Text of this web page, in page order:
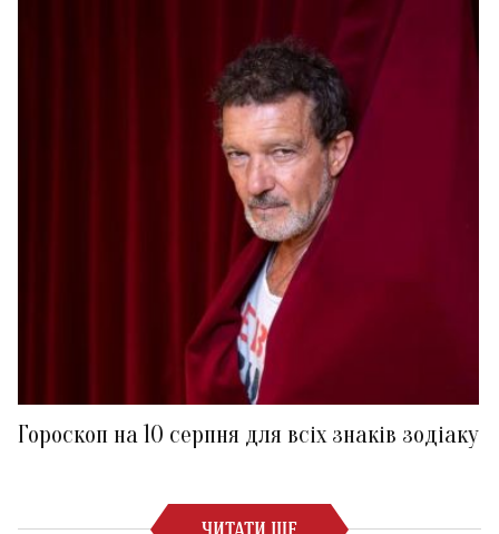
Гороскоп на 10 серпня для всіх знаків зодіаку